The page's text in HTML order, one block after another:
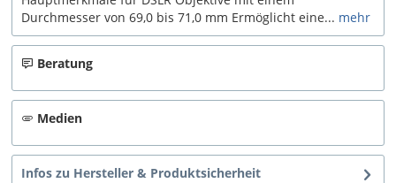
Durchmesser von 69,0 bis 71,0 mm Ermöglicht eine... mehr
Beratung
Medien
Infos zu Hersteller & Produktsicherheit